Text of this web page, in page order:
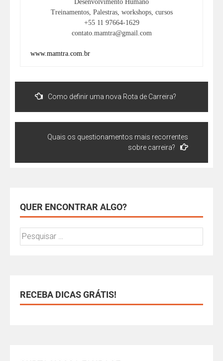
Desenvolvimento Humano
Treinamentos, Palestras, workshops, cursos
+55 11 97664-1629
contato.mamtra@gmail.com
www.mamtra.com.br
Como definir uma nova Rota de Carreira?
Quais os questionamentos mais recorrentes
sobre carreira?
QUER ENCONTRAR ALGO?
RECEBA DICAS GRÁTIS!